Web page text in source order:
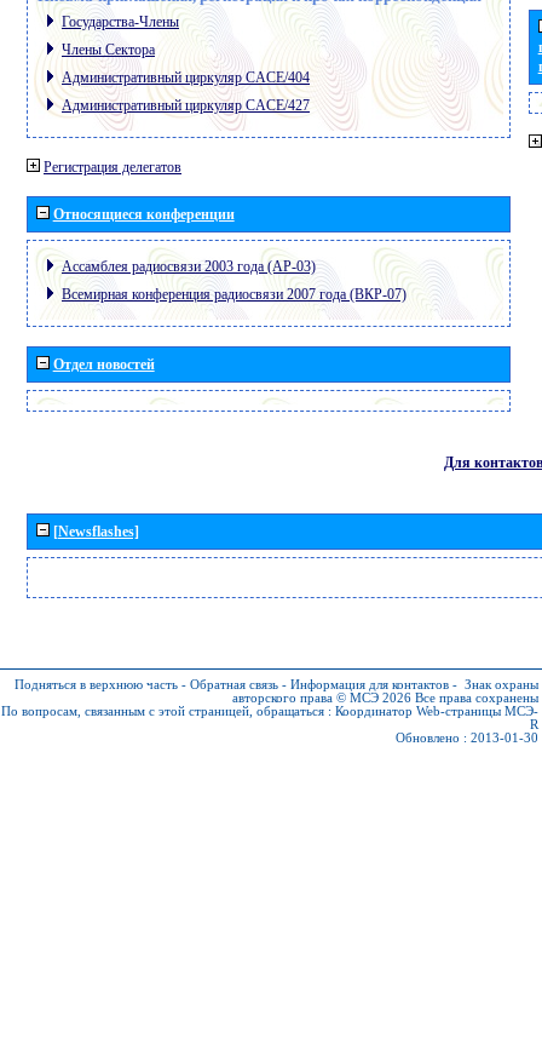
Государства-Члены
Члены Сектора
Административный циркуляр CACE/404
Административный циркуляр CACE/427
Регистрация делегатов
Относящиеся конференции
Ассамблея радиосвязи 2003 года (АР-03)
Всемирная конференция радиосвязи 2007 года (ВКР-07)
Отдел новостей
Для контактов
[Newsflashes]
Подняться в верхнюю часть - Обратная связь - Информация для контактов - Знак охраны
авторского права © МСЭ 2026 Все права сохранены
По вопросам, связанным с этой страницей, обращаться : Координатор Web-страницы МСЭ-
R
Обновлено : 2013-01-30